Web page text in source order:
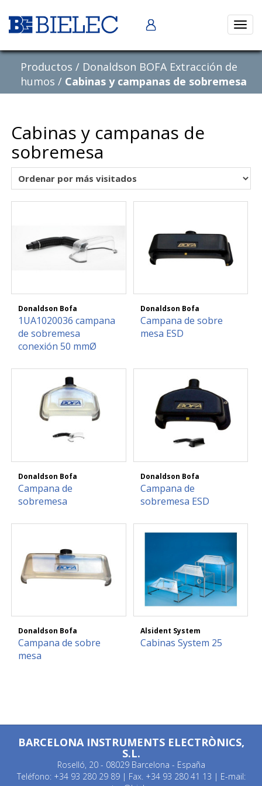
Abrir
Productos / Donaldson BOFA Extracción de
humos / Cabinas y campanas de sobremesa
Cabinas y campanas de
sobremesa
Donaldson Bofa
1UA1020036 campana
de sobremesa
conexión 50 mmØ
Donaldson Bofa
Campana de sobre
mesa ESD
Donaldson Bofa
Campana de
sobremesa
Donaldson Bofa
Campana de
sobremesa ESD
Donaldson Bofa
Campana de sobre
mesa
Alsident System
Cabinas System 25
BARCELONA INSTRUMENTS ELECTRÒNICS,
S.L.
Roselló, 20 - 08029 Barcelona - España
Teléfono: +34 93 280 29 89 | Fax. +34 93 280 41 13 | E-mail: